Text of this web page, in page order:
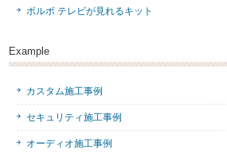
ボルボ テレビが見れるキット
Example
カスタム施工事例
セキュリティ施工事例
オーディオ施工事例